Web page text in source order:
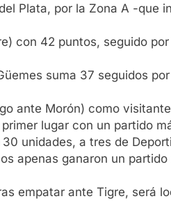
Plata, por la Zona A -que
con 42 puntos, seguido
suma 37 seguidos
ante Morón) como
lugar con un partido
unidades, a tres de
apenas ganaron un
empatar ante Tigre, será